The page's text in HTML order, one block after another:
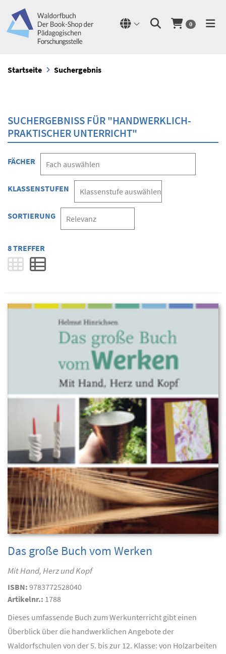
0
Startseite Suchergebnis
SUCHERGEBNISS FÜR "HANDWERKLICH-
PRAKTISCHER UNTERRICHT"
FÄCHER
KLASSENSTUFEN
SORTIERUNG
8 TREFFER
Das große Buch vom Werken
Mit Hand, Herz und Kopf
ISBN: 9783772528040
Artikelnr.: 1788
Dieses umfassende Buch zum Werkunterricht gibt einen
Überblick über die handwerklichen Angebote der
Waldorfschulen von der 5. bis zur 12. Klasse: von Holzarbeiten